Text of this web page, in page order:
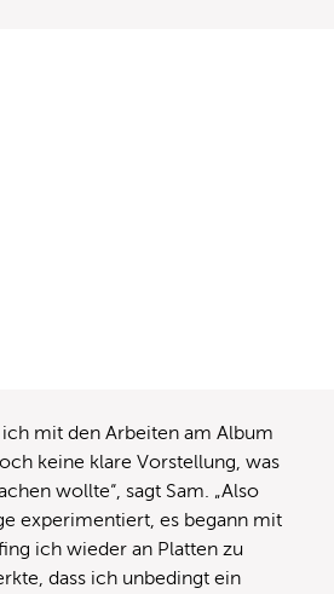
ich mit den Arbeiten am Album
keine klare Vorstellung, was
wollte“, sagt Sam. „Also
experimentiert, es begann mit
ich wieder an Platten zu
dass ich unbedingt ein